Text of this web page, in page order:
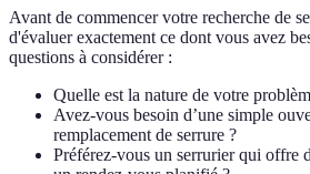
Avant de commencer votre recherche de
d'évaluer exactement ce dont vous avez
questions à considérer :
Quelle est la nature de votre
Avez-vous besoin d’une simple
remplacement de serrure ?
Préférez-vous un serrurier qui offre